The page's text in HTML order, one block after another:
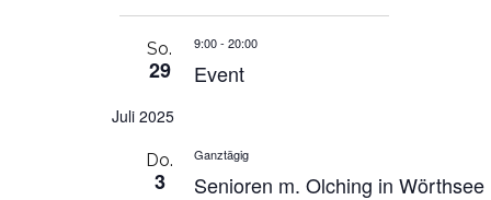
So.
29
9:00- 20:00
Event
Juli 2025
Do.
3
Ganztägig
Senioren m. Olching in Wörthsee